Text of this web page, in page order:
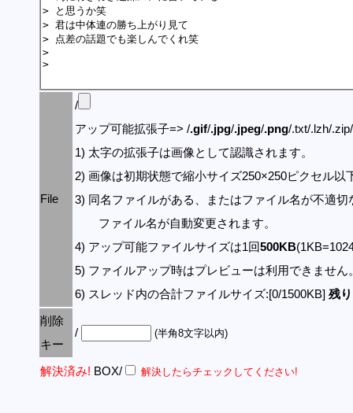
File
/
アップ可能拡張子=> /.gif/.jpg/.jpeg/.png/.txt/.lzh/
1) 太字の拡張子は画像として認識されます。
2) 画像は初期状態で縮小サイズ250×250ピクセル以
3) 同名ファイルがある、またはファイル名が不適切
ファイル名が自動変更されます。
4) アップ可能ファイルサイズは1回500KB
5) ファイルアップ時はプレビューは利用できません
6) スレッド内の合計ファイルサイズ:[0/1500KB] 残
削除
キー
/ (半角8文字以内)
解決済み! BOX/ 解決したらチェックしてください!